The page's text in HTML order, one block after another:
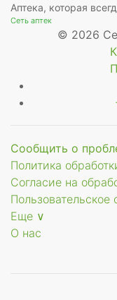
Аптека, которая
Сеть аптек
© 2026
Сообщить о
Политика
Согласие на
Пользовательское
Еще ∨
О нас